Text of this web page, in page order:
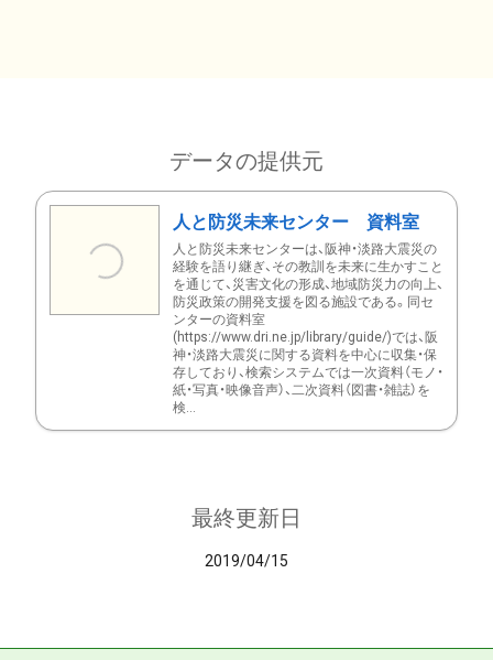
データの提供元
人と防災未来センター 資料室
人と防災未来センターは、阪神・淡路大震災の
経験を語り継ぎ、その教訓を未来に生かすこと
を通じて、災害文化の形成、地域防災力の向上、
防災政策の開発支援を図る施設である。同セ
ンターの資料室
(https://www.dri.ne.jp/library/guide/)では、阪
神・淡路大震災に関する資料を中心に収集・保
存しており、検索システムでは一次資料（モノ・
紙・写真・映像音声）、二次資料（図書・雑誌）を
検...
最終更新日
2019/04/15